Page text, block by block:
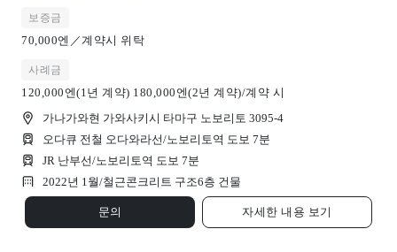
보증금
70,000엔／계약시 위탁
사례금
120,000엔(1년 계약) 180,000엔(2년 계약)/계약 시
가나가와현 가와사키시 타마구 노보리토 3095-4
오다큐 전철 오다와라선/노보리토역 도보 7분
JR 난부선/노보리토역 도보 7분
2022년 1월/철근콘크리트 구조6층 건물
문의 자세한 내용 보기